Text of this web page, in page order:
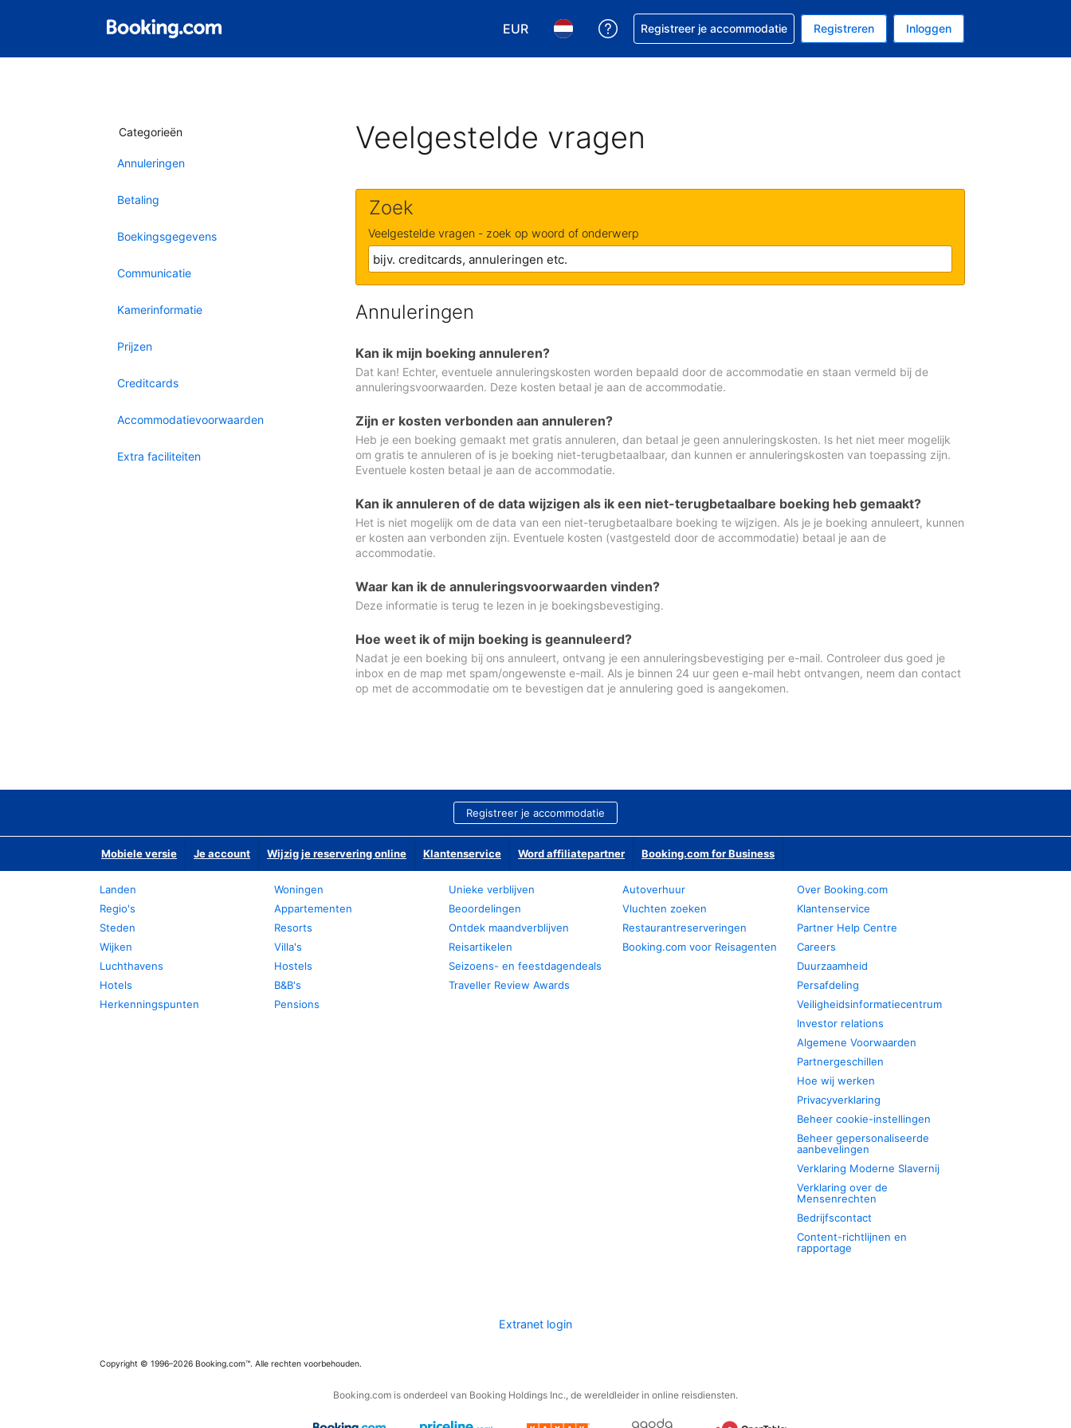
EUR
Kies je valuta. Je huidige valuta is EUR
Kies je taal. Je huidige taal is Nederlands
Krijg hulp bij je reservering
Registreer je accommodatie Registreren Inloggen
Categorieën
Annuleringen
Betaling
Boekingsgegevens
Communicatie
Kamerinformatie
Prijzen
Creditcards
Accommodatievoorwaarden
Extra faciliteiten
Veelgestelde vragen
Zoek
Veelgestelde vragen - zoek op woord of onderwerp
Annuleringen
Kan ik mijn boeking annuleren?
Dat kan! Echter, eventuele annuleringskosten worden bepaald door de accommodatie en staan vermeld bij de
annuleringsvoorwaarden. Deze kosten betaal je aan de accommodatie.
Zijn er kosten verbonden aan annuleren?
Heb je een boeking gemaakt met gratis annuleren, dan betaal je geen annuleringskosten. Is het niet meer mogelijk
om gratis te annuleren of is je boeking niet-terugbetaalbaar, dan kunnen er annuleringskosten van toepassing zijn.
Eventuele kosten betaal je aan de accommodatie.
Kan ik annuleren of de data wijzigen als ik een niet-terugbetaalbare boeking heb gemaakt?
Het is niet mogelijk om de data van een niet-terugbetaalbare boeking te wijzigen. Als je je boeking annuleert, kunnen
er kosten aan verbonden zijn. Eventuele kosten (vastgesteld door de accommodatie) betaal je aan de
accommodatie.
Waar kan ik de annuleringsvoorwaarden vinden?
Deze informatie is terug te lezen in je boekingsbevestiging.
Hoe weet ik of mijn boeking is geannuleerd?
Nadat je een boeking bij ons annuleert, ontvang je een annuleringsbevestiging per e-mail. Controleer dus goed je
inbox en de map met spam/ongewenste e-mail. Als je binnen 24 uur geen e-mail hebt ontvangen, neem dan contact
op met de accommodatie om te bevestigen dat je annulering goed is aangekomen.
Registreer je accommodatie
Mobiele versie Je account Wijzig je reservering online Klantenservice Word affiliatepartner Booking.com for Business
Landen
Regio's
Steden
Wijken
Luchthavens
Hotels
Herkenningspunten
Woningen
Appartementen
Resorts
Villa's
Hostels
B&B's
Pensions
Unieke verblijven
Beoordelingen
Ontdek maandverblijven
Reisartikelen
Seizoens- en feestdagendeals
Traveller Review Awards
Autoverhuur
Vluchten zoeken
Restaurantreserveringen
Booking.com voor Reisagenten
Over Booking.com
Klantenservice
Partner Help Centre
Careers
Duurzaamheid
Persafdeling
Veiligheidsinformatiecentrum
Investor relations
Algemene Voorwaarden
Partnergeschillen
Hoe wij werken
Privacyverklaring
Beheer cookie-instellingen
Beheer gepersonaliseerde
aanbevelingen
Verklaring Moderne Slavernij
Verklaring over de
Mensenrechten
Bedrijfscontact
Content-richtlijnen en
rapportage
Extranet login
Copyright © 1996–2026 Booking.com™. Alle rechten voorbehouden.
Booking.com is onderdeel van Booking Holdings Inc., de wereldleider in online reisdiensten.